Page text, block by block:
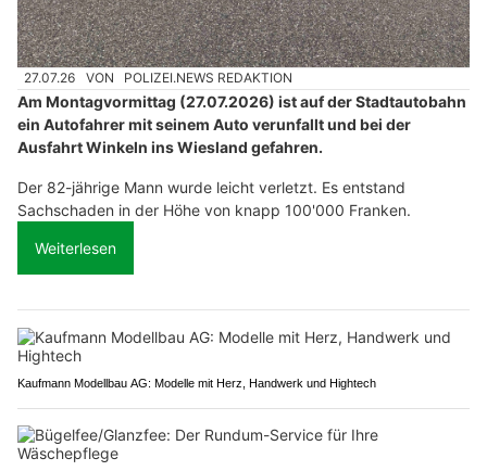
27.07.26 VON POLIZEI.NEWS REDAKTION
Am Montagvormittag (27.07.2026) ist auf der Stadtautobahn
ein Autofahrer mit seinem Auto verunfallt und bei der
Ausfahrt Winkeln ins Wiesland gefahren.
Der 82-jährige Mann wurde leicht verletzt. Es entstand
Sachschaden in der Höhe von knapp 100'000 Franken.
Weiterlesen
Kaufmann Modellbau AG: Modelle mit Herz, Handwerk und Hightech